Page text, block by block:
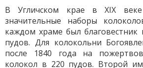
В Угличском крае в XIX веке
значительные наборы
каждом храме был благовестник
пудов. Для колокольни
после 1840 года на
колокол в 220 пудов. Второй